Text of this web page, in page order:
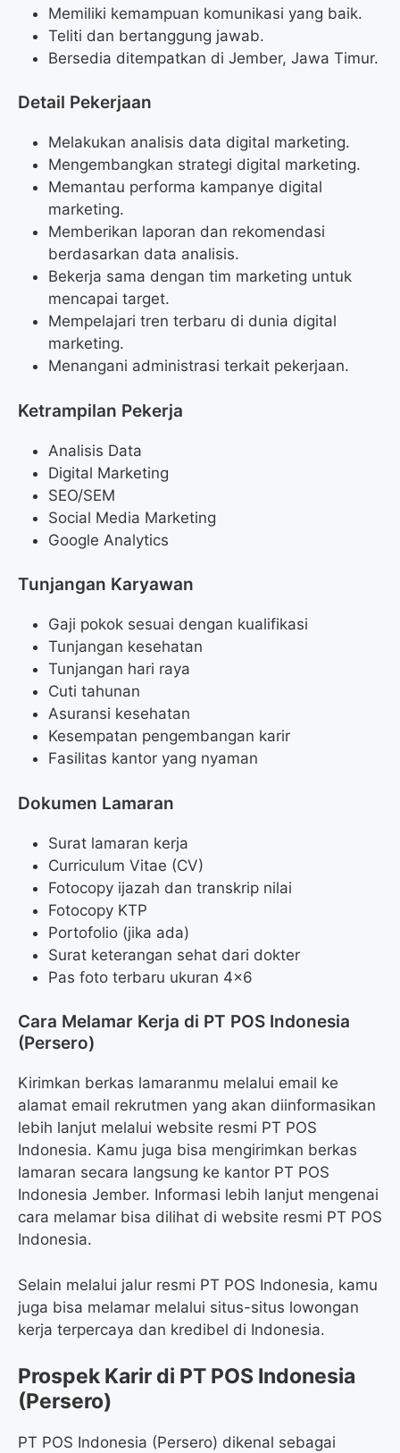
Memiliki kemampuan komunikasi yang baik.
Teliti dan bertanggung jawab.
Bersedia ditempatkan di Jember, Jawa Timur.
Detail Pekerjaan
Melakukan analisis data digital marketing.
Mengembangkan strategi digital marketing.
Memantau performa kampanye digital
marketing.
Memberikan laporan dan rekomendasi
berdasarkan data analisis.
Bekerja sama dengan tim marketing untuk
mencapai target.
Mempelajari tren terbaru di dunia digital
marketing.
Menangani administrasi terkait pekerjaan.
Ketrampilan Pekerja
Analisis Data
Digital Marketing
SEO/SEM
Social Media Marketing
Google Analytics
Tunjangan Karyawan
Gaji pokok sesuai dengan kualifikasi
Tunjangan kesehatan
Tunjangan hari raya
Cuti tahunan
Asuransi kesehatan
Kesempatan pengembangan karir
Fasilitas kantor yang nyaman
Dokumen Lamaran
Surat lamaran kerja
Curriculum Vitae (CV)
Fotocopy ijazah dan transkrip nilai
Fotocopy KTP
Portofolio (jika ada)
Surat keterangan sehat dari dokter
Pas foto terbaru ukuran 4×6
Cara Melamar Kerja di PT POS Indonesia
(Persero)
Kirimkan berkas lamaranmu melalui email ke
alamat email rekrutmen yang akan diinformasikan
lebih lanjut melalui website resmi PT POS
Indonesia. Kamu juga bisa mengirimkan berkas
lamaran secara langsung ke kantor PT POS
Indonesia Jember. Informasi lebih lanjut mengenai
cara melamar bisa dilihat di website resmi PT POS
Indonesia.
Selain melalui jalur resmi PT POS Indonesia, kamu
juga bisa melamar melalui situs-situs lowongan
kerja terpercaya dan kredibel di Indonesia.
Prospek Karir di PT POS Indonesia
(Persero)
PT POS Indonesia (Persero) dikenal sebagai